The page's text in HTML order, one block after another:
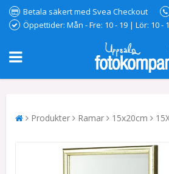
Betala säkert med Svea Checkout
Öppettider: Mån - Fre: 10 - 19 | Lör: 10 -
Produkter Ramar 15x20cm